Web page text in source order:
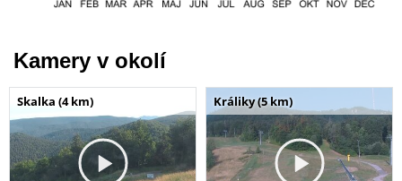
Kamery v okolí
Skalka (4 km) Králiky (5 km)